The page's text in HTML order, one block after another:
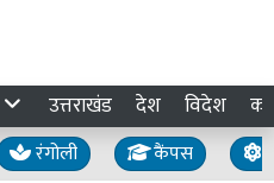
उत्तराखंड देश विदेश
रंगोली कैंपस